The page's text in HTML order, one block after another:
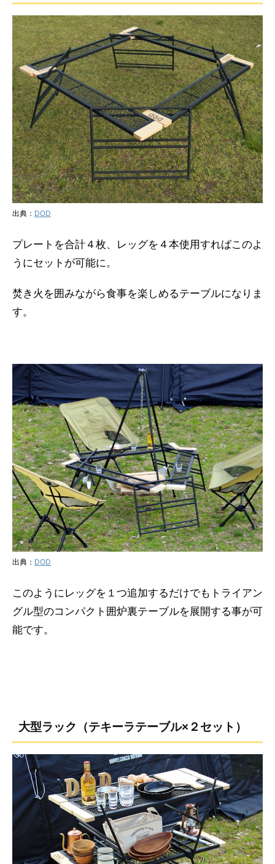
出典： DOD
プレートを合計４枚、レッグを４本使用すればこのよ
うにセットが可能に。
焚き火を囲みながら食事を楽しめるテーブルになりま
す。
出典： DOD
このようにレッグを１つ追加するだけでもトライアン
グル型のコンパクト囲炉裏テーブルを展開する事が可
能です。
大型ラック（テキーラテーブル×２セット）